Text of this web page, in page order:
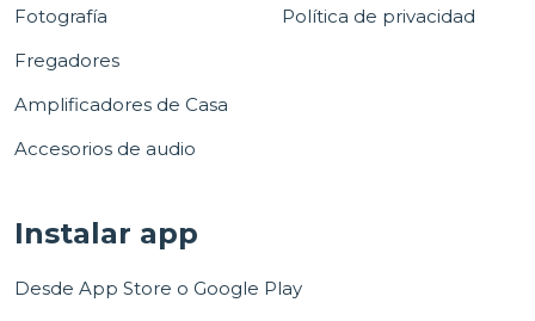
Fotografía
Fregadores
Amplificadores de Casa
Accesorios de audio
Política de privacidad
Instalar app
Desde App Store o Google Play